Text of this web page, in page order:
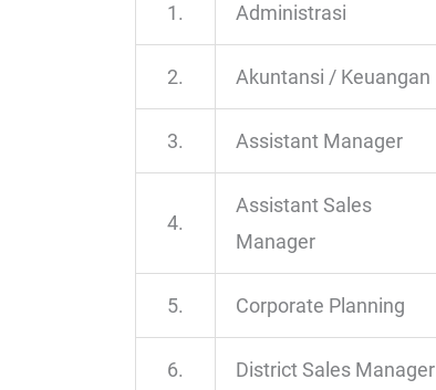
1. Administrasi
2. Akuntansi / Keuangan
3. Assistant Manager
4.
Assistant Sales
Manager
5. Corporate Planning
6. District Sales Manager